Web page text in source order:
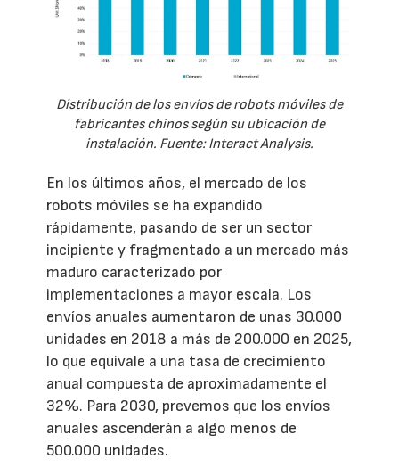
Distribución de los envíos de robots móviles de
fabricantes chinos según su ubicación de
instalación. Fuente: Interact Analysis.
En los últimos años, el mercado de los
robots móviles se ha expandido
rápidamente, pasando de ser un sector
incipiente y fragmentado a un mercado más
maduro caracterizado por
implementaciones a mayor escala. Los
envíos anuales aumentaron de unas 30.000
unidades en 2018 a más de 200.000 en 2025,
lo que equivale a una tasa de crecimiento
anual compuesta de aproximadamente el
32%. Para 2030, prevemos que los envíos
anuales ascenderán a algo menos de
500.000 unidades.